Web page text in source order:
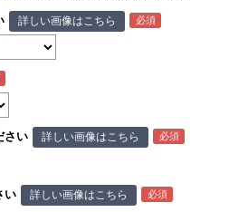
詳しい画像はこちら
さい 詳しい画像はこちら
い 詳しい画像はこちら